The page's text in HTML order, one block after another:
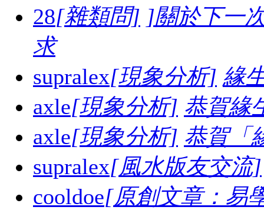
28[雜類問] ]關於下一
求
supralex[現象分析] 緣
axle[現象分析] 恭賀緣
axle[現象分析] 恭賀「
supralex[風水版友交流]
cooldoe[原創文章：易